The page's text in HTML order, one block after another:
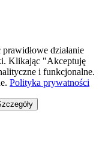
działanie
Klikając "Akceptuję
i funkcjonalne.
Polityka prywatności